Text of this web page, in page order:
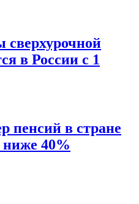
сверхурочной
в России с 1
пенсий в стране
40%